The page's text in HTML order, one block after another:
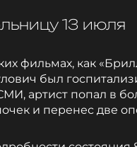
13 июля
фильмах, как
был
артист попал в
и перенес две